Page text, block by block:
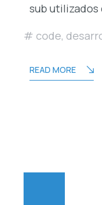
sub utilizados
code,
READ MORE